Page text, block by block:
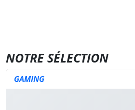
NOTRE SÉLECTION
GAMING